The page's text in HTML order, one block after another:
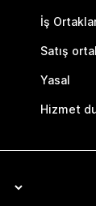
İş
Satış
Yasal
Hizmet